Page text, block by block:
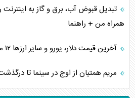
تبدیل قبوض آب، برق و گاز به
همراه من + راهنما
آخرین قیمت دلار، یورو و سایر ارز‌ها ۱۲ مرداد ۱۴۰۵ / جدول
مریم همتیان از اوج در سینما تا